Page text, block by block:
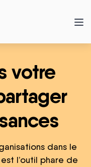
votre
dans le
l’outil phare de